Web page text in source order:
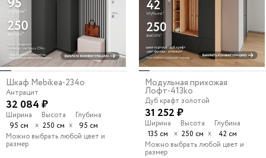
Шкаф Mebikea-234o
Антрацит
32 084 ₽
Ширина
95 см
х
Высота
250 см х
Глубина
95 см
Можно выбрать любой цвет и
размер
Модульная прихожая
Лофт-413ko
Дуб крафт золотой
31 252 ₽
Ширина
135 см
х
Высота
250 см х
Глубина
42 см
Можно выбрать любой цвет и
размер